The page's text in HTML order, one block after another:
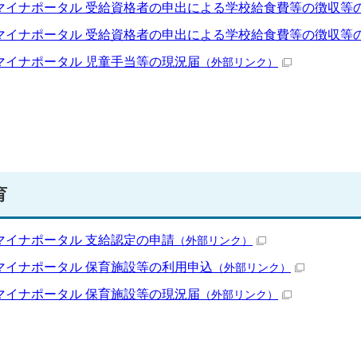
イナポータル 受給資格者の申出による学校給食費等の徴収等
イナポータル 受給資格者の申出による学校給食費等の徴収等
イナポータル 児童手当等の現況届 （外部リンク）
イナポータル 支給認定の申請 （外部リンク）
イナポータル 保育施設等の利用申込 （外部リンク）
イナポータル 保育施設等の現況届 （外部リンク）